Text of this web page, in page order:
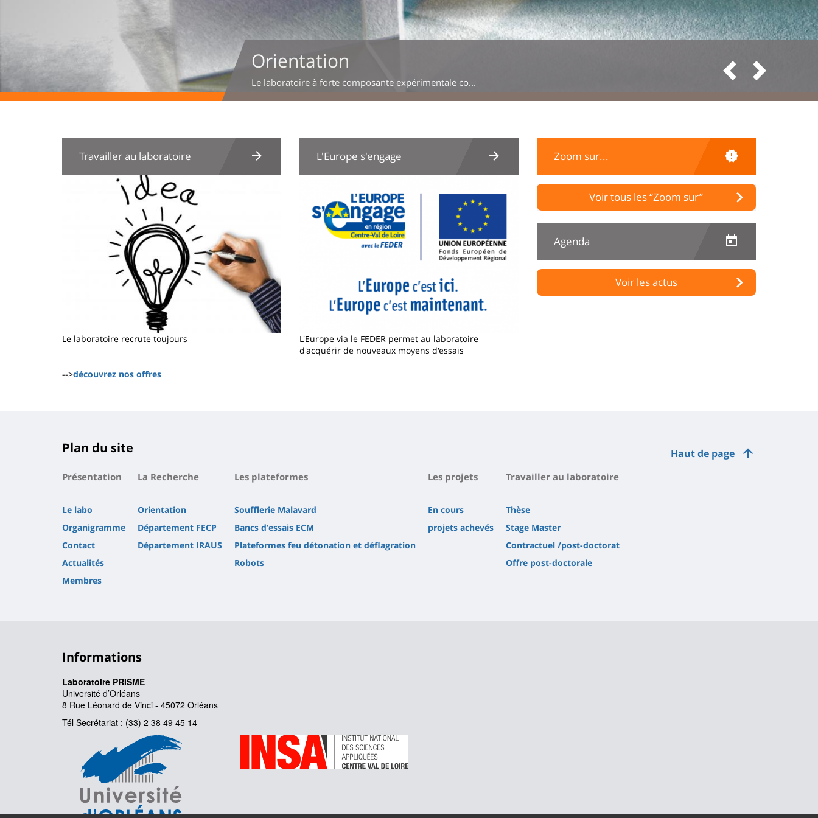
Orientation
Le laboratoire à forte composante expérimentale co...
Travailler au laboratoire
Le laboratoire recrute toujours
-->découvrez nos offres
L'Europe s'engage
L'Europe via le FEDER permet au laboratoire
d'acquérir de nouveaux moyens d'essais
Zoom sur...
Voir tous les “Zoom sur”
Agenda
Voir les actus
Haut de page
Plan du site
Présentation
Le labo
Organigramme
Contact
Actualités
Membres
La Recherche
Orientation
Département FECP
Département IRAUS
Les plateformes
Soufflerie Malavard
Bancs d'essais ECM
Plateformes feu détonation et déflagration
Robots
Les projets
En cours
projets achevés
Travailler au laboratoire
Thèse
Stage Master
Contractuel /post-doctorat
Offre post-doctorale
Informations
Laboratoire PRISME
Université d’Orléans
8 Rue Léonard de Vinci - 45072 Orléans
Tél Secrétariat : (33) 2 38 49 45 14